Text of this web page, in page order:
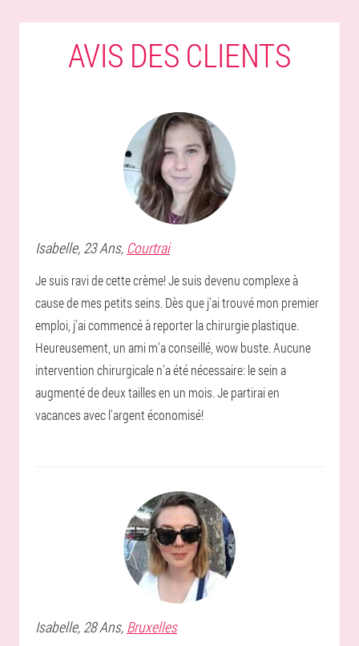
AVIS DES CLIENTS
Isabelle, 23 Ans, Courtrai
Je suis ravi de cette crème! Je suis devenu complexe à
cause de mes petits seins. Dès que j'ai trouvé mon premier
emploi, j'ai commencé à reporter la chirurgie plastique.
Heureusement, un ami m'a conseillé, wow buste. Aucune
intervention chirurgicale n'a été nécessaire: le sein a
augmenté de deux tailles en un mois. Je partirai en
vacances avec l'argent économisé!
Isabelle, 28 Ans, Bruxelles